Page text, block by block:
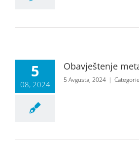
5
08, 2024
Obavještenje
5 Avgusta, 2024 |